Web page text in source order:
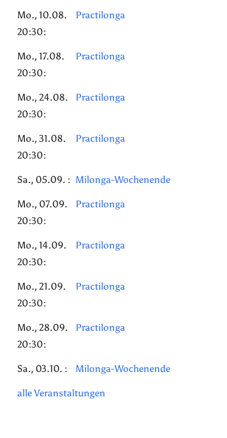
Mo., 10.08.
20:30:
Practilonga
Mo., 17.08.
20:30:
Practilonga
Mo., 24.08.
20:30:
Practilonga
Mo., 31.08.
20:30:
Practilonga
Sa., 05.09. : Milonga-Wochenende
Mo., 07.09.
20:30:
Practilonga
Mo., 14.09.
20:30:
Practilonga
Mo., 21.09.
20:30:
Practilonga
Mo., 28.09.
20:30:
Practilonga
Sa., 03.10. : Milonga-Wochenende
alle Veranstaltungen